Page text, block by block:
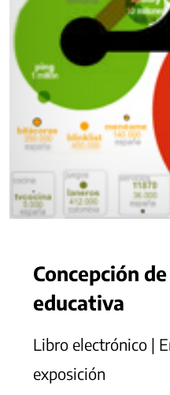
Concepción
educativa
Libro electrónico |
exposición